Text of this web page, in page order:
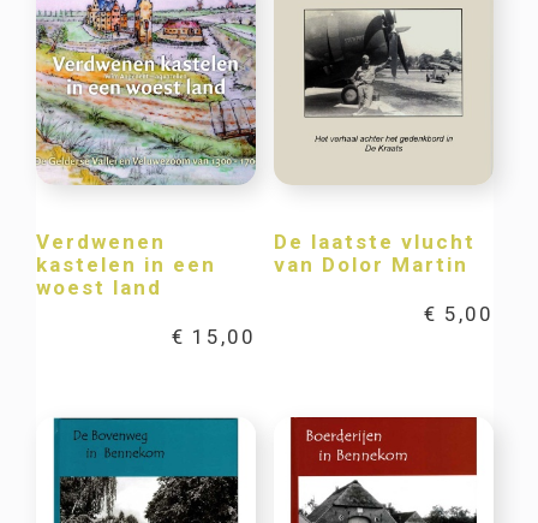
Verdwenen
kastelen in een
woest land
€ 15,00
De laatste vlucht
van Dolor Martin
€ 5,00